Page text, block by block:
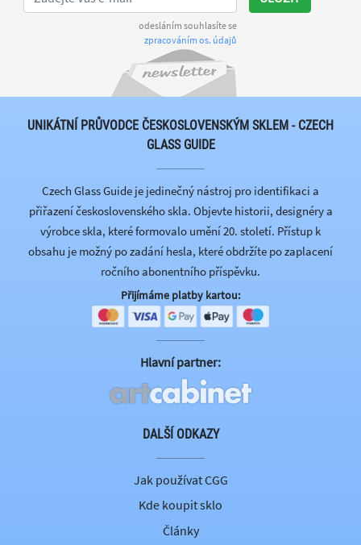
odesláním souhlasíte se
zpracováním os. údajů
UNIKÁTNÍ PRŮVODCE ČESKOSLOVENSKÝM SKLEM - CZECH
GLASS GUIDE
Czech Glass Guide je jedinečný nástroj pro identifikaci a
přiřazení československého skla. Objevte historii, designéry a
výrobce skla, které formovalo umění 20. století. Přístup k
obsahu je možný po zadání hesla, které obdržíte po zaplacení
ročního abonentního příspěvku.
Přijímáme platby kartou:
Hlavní partner:
DALŠÍ ODKAZY
Jak používat CGG
Kde koupit sklo
Články